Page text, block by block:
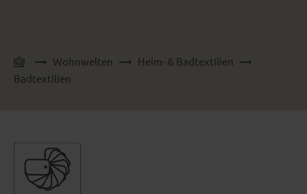
Wohnwelten
Heim- & Badtextilien
Badtextilien